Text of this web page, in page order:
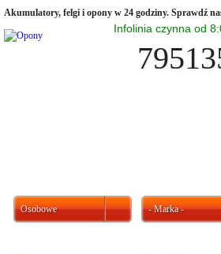
Akumulatory, felgi i opony w 24 godziny. Sprawdź
Infolinia czynna od
Osobowe - Marka -